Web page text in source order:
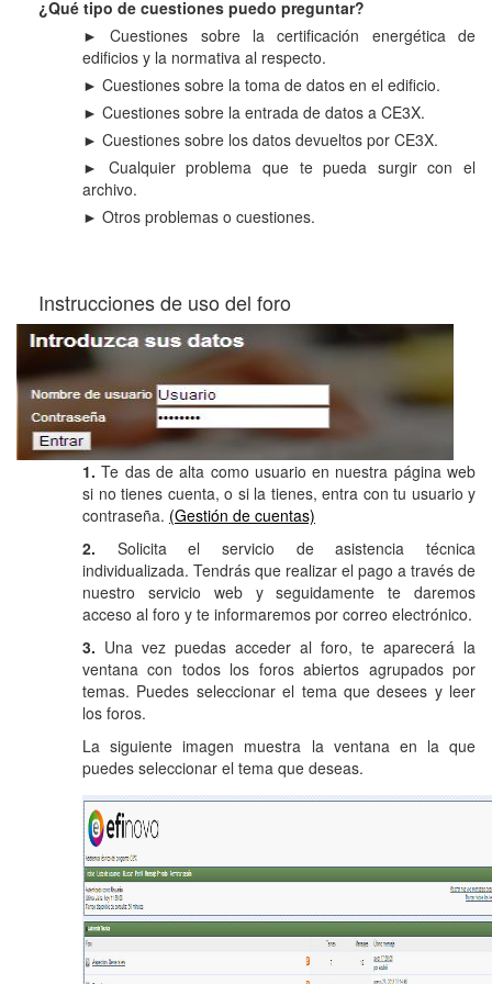
¿Qué tipo de cuestiones puedo preguntar?
► Cuestiones sobre la certificación energética de
edificios y la normativa al respecto.
► Cuestiones sobre la toma de datos en el edificio.
► Cuestiones sobre la entrada de datos a CE3X.
► Cuestiones sobre los datos devueltos por CE3X.
► Cualquier problema que te pueda surgir con el
archivo.
► Otros problemas o cuestiones.
Instrucciones de uso del foro
1. Te das de alta como usuario en nuestra página web
si no tienes cuenta, o si la tienes, entra con tu usuario y
contraseña. (Gestión de cuentas)
2. Solicita el servicio de asistencia técnica
individualizada. Tendrás que realizar el pago a través de
nuestro servicio web y seguidamente te daremos
acceso al foro y te informaremos por correo electrónico.
3. Una vez puedas acceder al foro, te aparecerá la
ventana con todos los foros abiertos agrupados por
temas. Puedes seleccionar el tema que desees y leer
los foros.
La siguiente imagen muestra la ventana en la que
puedes seleccionar el tema que deseas.